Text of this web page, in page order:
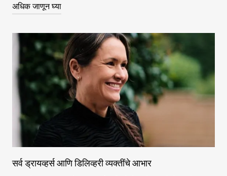
अधिक जाणून घ्या
सर्व ड्रायव्हर्स आणि डिलिव्हरी व्यक्तींचे‍ आभार